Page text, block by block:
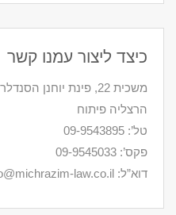
כיצד ליצור עמנו קשר
הרצליה פיתוח
טל’: 09-9543895
פקס’: 09-9545033
דוא”ל: info@michrazim-law.co.il